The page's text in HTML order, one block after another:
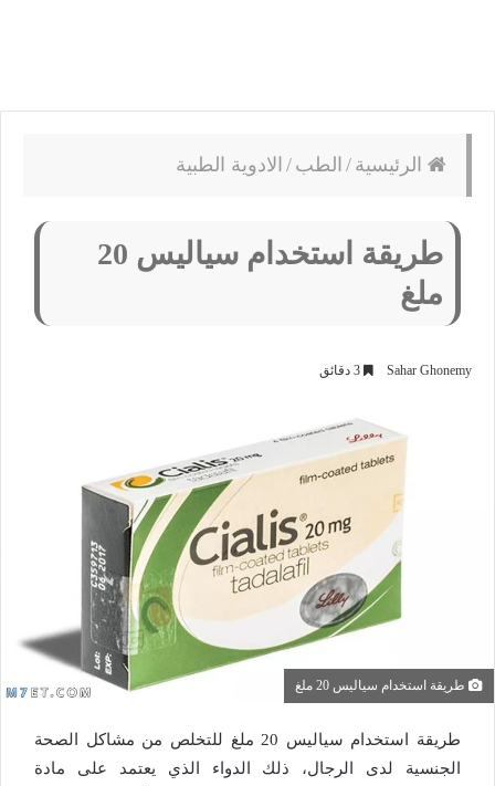
الرئيسية / الطب / الادوية الطبية
طريقة استخدام سياليس 20
ملغ
Sahar Ghonemy
طريقة استخدام سياليس 20 ملغ
طريقة استخدام سياليس 20 ملغ للتخلص من مشاكل الصحة
الجنسية لدى الرجال، ذلك الدواء الذي يعتمد على مادة